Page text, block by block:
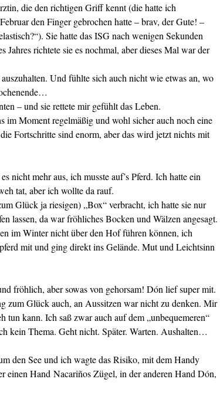
die den richtigen Griff kennt (die hatte ich
den Finger gebrochen hatte – brav, der Gute! –
Sie hatte das ISG nach wenigen Sekunden
Jahres richtete sie es nochmal, aber dieses Mal war der
Und fühlte sich auch nicht wie etwas an, wo
– und sie rettete mir gefühlt das Leben.
im Moment regelmäßig und wohl sicher auch noch eine
Fortschritte sind enorm, aber das wird jetzt nichts mit
nicht mehr aus, ich musste auf’s Pferd. Ich hatte ein
tat, aber ich wollte da rauf.
Glück ja riesigen) „Box“ verbracht, ich hatte sie nur
lassen, da war fröhliches Bocken und Wälzen angesagt.
im Winter nicht über den Hof führen können, ich
mit und ging direkt ins Gelände. Mut und Leichtsinn
fröhlich, aber sowas von gehorsam! Dón lief super mit.
zum Glück auch, an Aussitzen war nicht zu denken. Mir
tun kann. Ich saß zwar auch auf dem „unbequemeren“
kein Thema. Geht nicht. Später. Warten. Aushalten…
den See und ich wagte das Risiko, mit dem Handy
einen Hand Nacariños Zügel, in der anderen Hand Dón,